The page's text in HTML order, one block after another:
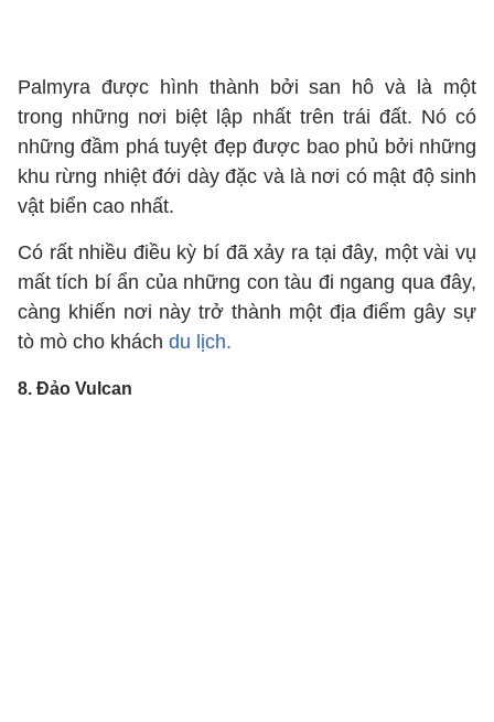
Palmyra được hình thành bởi san hô và là một
trong những nơi biệt lập nhất trên trái đất. Nó có
những đầm phá tuyệt đẹp được bao phủ bởi những
khu rừng nhiệt đới dày đặc và là nơi có mật độ sinh
vật biển cao nhất.
Có rất nhiều điều kỳ bí đã xảy ra tại đây, một vài vụ
mất tích bí ẩn của những con tàu đi ngang qua đây,
càng khiến nơi này trở thành một địa điểm gây sự
tò mò cho khách du lịch.
8. Đảo Vulcan